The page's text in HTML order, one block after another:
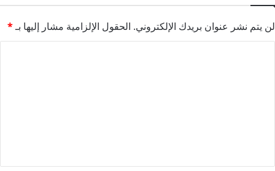
لن يتم نشر عنوان بريدك الإلكتروني. الحقول الإلزامية مشار إليها بـ*